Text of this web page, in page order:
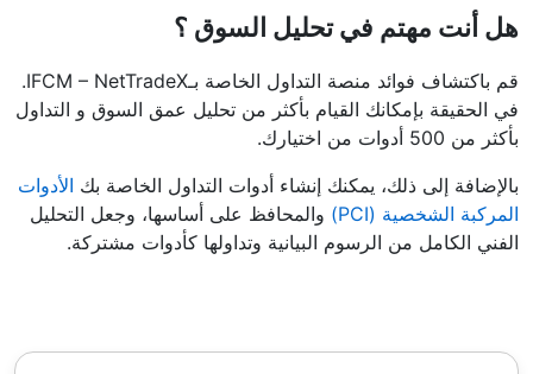
هل أنت مهتم في تحليل السوق ؟
قم باكتشاف فوائد منصة التداول الخاصة بـIFCM – NetTradeX.
في الحقيقة بإمكانك القيام بأكثر من تحليل عمق السوق و التداول
بأكثر من 500 أدوات من اختيارك.
بالإضافة إلى ذلك، يمكنك إنشاء أدوات التداول الخاصة بك الأدوات
المركبة الشخصية (PCI)
والمحافظ على أساسها، وجعل التحليل
الفني الكامل من الرسوم البيانية وتداولها كأدوات مشتركة.